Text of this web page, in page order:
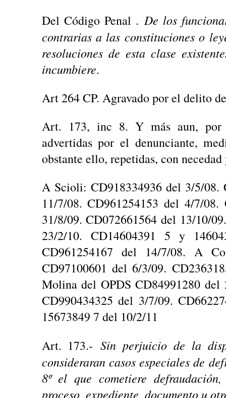
Del Código Penal . De los
contrarias a las constituciones o
resoluciones de esta clase
incumbiere.
Art 264 CP. Agravado por el delito
Art. 173, inc 8. Y más aun, por
advertidas por el denunciante,
obstante ello, repetidas, con
A Scioli: CD918334936 del 3/5/08.
11/7/08. CD961254153 del 4/7/
31/8/09. CD072661564 del 13/10/
23/2/10. CD14604391 5 y
CD961254167 del 14/7/08. A
CD97100601 del 6/3/09.
Molina del OPDS CD84991280
CD990434325 del 3/7/09.
15673849 7 del 10/2/11
Art. 173.-Sin perjuicio de la
consideraran casos especiales de
8º el que cometiere
proceso, expediente, documento u